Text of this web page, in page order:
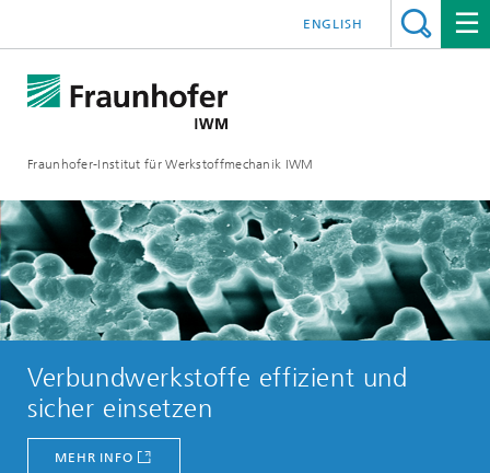
Fraunhofer-Institut für Werkstoffmechanik IWM
ENGLISH
Verbundwerkstoffe effizient und
sicher einsetzen
MEHR INFO